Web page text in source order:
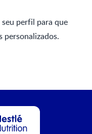
seu perfil para que
personalizados.